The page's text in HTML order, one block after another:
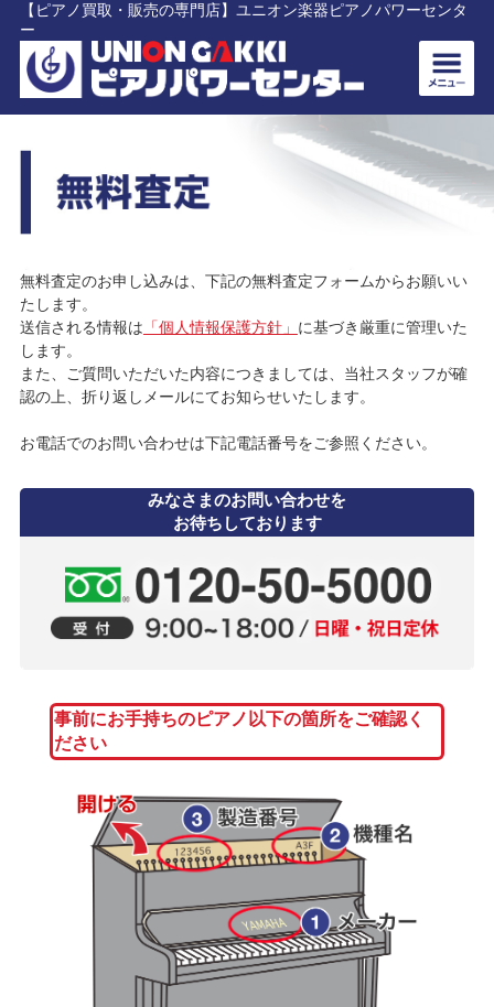
【ピアノ買取・販売の専門店】ユニオン楽器ピアノパワーセンタ
ー
無料査定のお申し込みは、下記の無料査定フォームからお願いい
たします。
送信される情報は 「個人情報保護方針」 に基づき厳重に管理いた
します。
また、ご質問いただいた内容につきましては、当社スタッフが確
認の上、折り返しメールにてお知らせいたします。
お電話でのお問い合わせは下記電話番号をご参照ください。
みなさまのお問い合わせを
お待ちしております
事前にお手持ちのピアノ以下の箇所をご確認く
ださい